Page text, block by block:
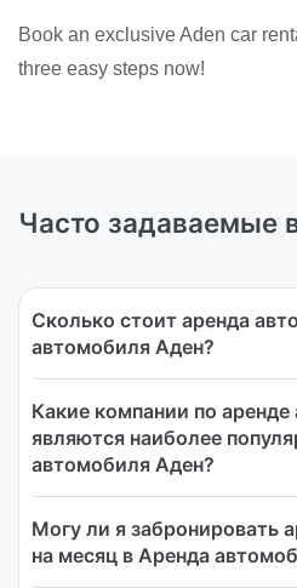
Book an exclusive Aden car
three easy steps now!
Часто задаваемые
Сколько стоит аренда
автомобиля Аден?
Какие компании по
являются наиболее
автомобиля Аден?
Могу ли я забронировать
на месяц в Аренда